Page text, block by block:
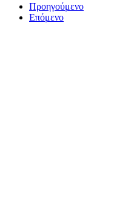
Προηγούμενο
Επόμενο